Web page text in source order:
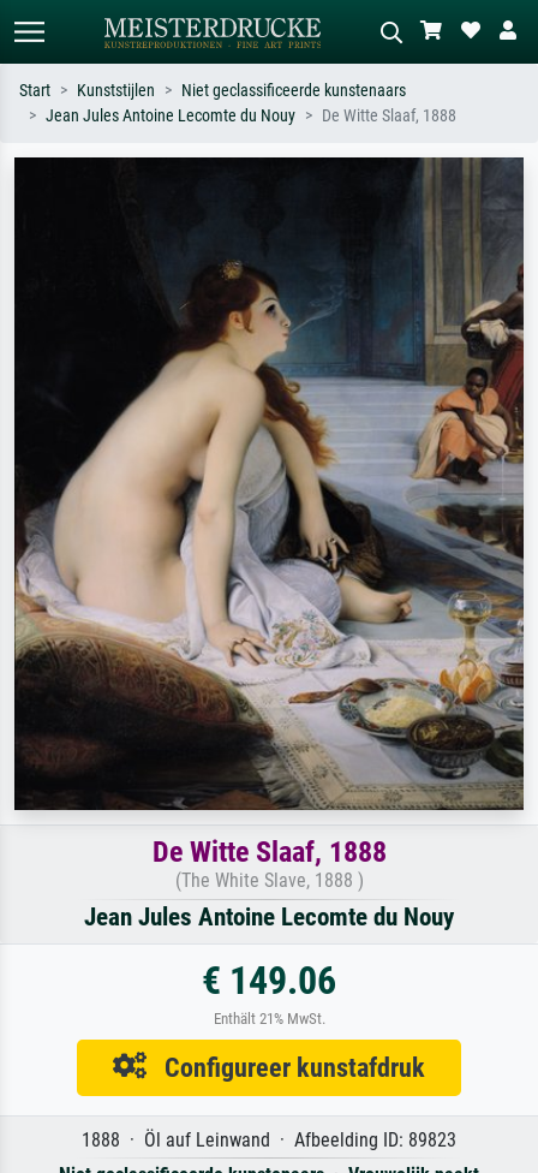
Beschrijf de scène – bijv. groene
weide, abstract met veel rood, donker
olieverfschilderij, staand naakt naast
Start Kunststijlen
Niet geclassificeerde kunstenaars
Jean Jules Antoine Lecomte du Nouy
De Witte Slaaf, 1888
De Witte Slaaf, 1888
(The White Slave, 1888 )
Jean Jules Antoine Lecomte du Nouy
€ 149.06
Enthält 21% MwSt.
Configureer kunstafdruk
1888 · Öl auf Leinwand · Afbeelding ID: 89823